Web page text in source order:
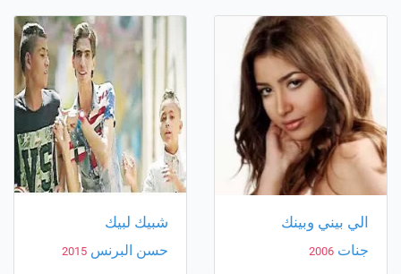
الي بيني وبينك
جنات 2006
شبيك لبيك
حسن البرنس 2015